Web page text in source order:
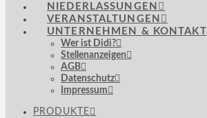
NIEDERLASSUNGEN
VERANSTALTUNGEN
UNTERNEHMEN & KONTAKT
Wer ist Didi?
Stellenanzeigen
AGB
Datenschutz
Impressum
PRODUKTE